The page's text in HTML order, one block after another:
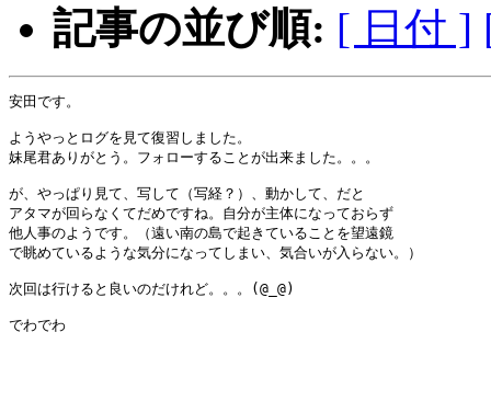
記事の並び順: [ 日付 ]
安田です。
ようやっとログを見て復習しました。
妹尾君ありがとう。フォローすることが出来ました。。。
が、やっぱり見て、写して（写経？）、動かして、だと
アタマが回らなくてだめですね。自分が主体になっておらず
他人事のようです。（遠い南の島で起きていることを望遠鏡
で眺めているような気分になってしまい、気合いが入らない。）
次回は行けると良いのだけれど。。。(@_@)
でわでわ									Yasu.